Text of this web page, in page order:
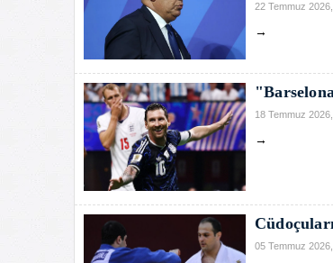
22 Temmuz
→
18 Temmuz
→
05 Temmuz